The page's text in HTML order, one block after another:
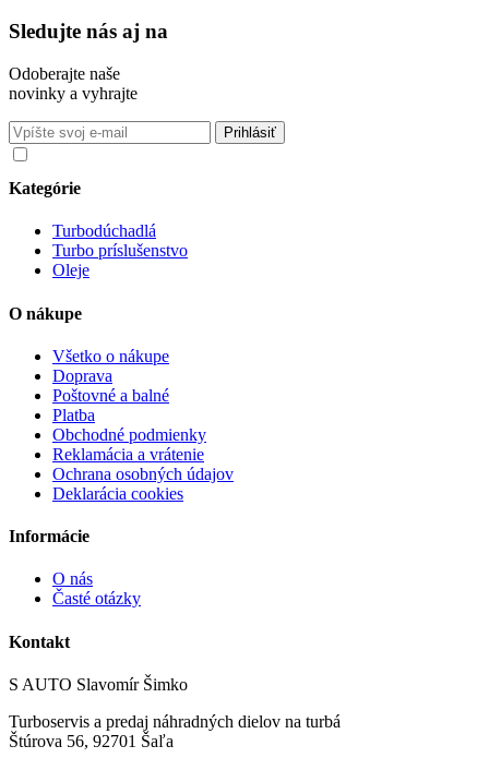
Sledujte nás aj na
Odoberajte naše
novinky a vyhrajte
Kategórie
Turbodúchadlá
Turbo príslušenstvo
Oleje
O nákupe
Všetko o nákupe
Doprava
Poštovné a balné
Platba
Obchodné podmienky
Reklamácia a vrátenie
Ochrana osobných údajov
Deklarácia cookies
Informácie
O nás
Časté otázky
Kontakt
S AUTO Slavomír Šimko
Turboservis a predaj náhradných dielov na turbá
Štúrova 56, 92701 Šaľa